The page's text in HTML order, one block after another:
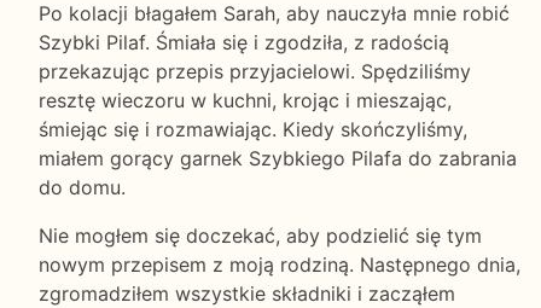
Po kolacji błagałem Sarah, aby nauczyła mnie robić
Szybki Pilaf. Śmiała się i zgodziła, z radością
przekazując przepis przyjacielowi. Spędziliśmy
resztę wieczoru w kuchni, krojąc i mieszając,
śmiejąc się i rozmawiając. Kiedy skończyliśmy,
miałem gorący garnek Szybkiego Pilafa do zabrania
do domu.
Nie mogłem się doczekać, aby podzielić się tym
nowym przepisem z moją rodziną. Następnego dnia,
zgromadziłem wszystkie składniki i zacząłem